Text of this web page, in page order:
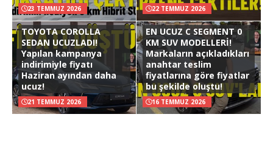
23 TEMMUZ 2026 22 TEMMUZ 2026
TOYOTA COROLLA
SEDAN UCUZLADI!
Yapılan kampanya
indirimiyle fiyatı
Haziran ayından daha
ucuz!
21 TEMMUZ 2026
EN UCUZ C SEGMENT 0
KM SUV MODELLERİ!
Markaların açıkladıkları
anahtar teslim
fiyatlarına göre fiyatlar
bu şekilde oluştu!
16 TEMMUZ 2026